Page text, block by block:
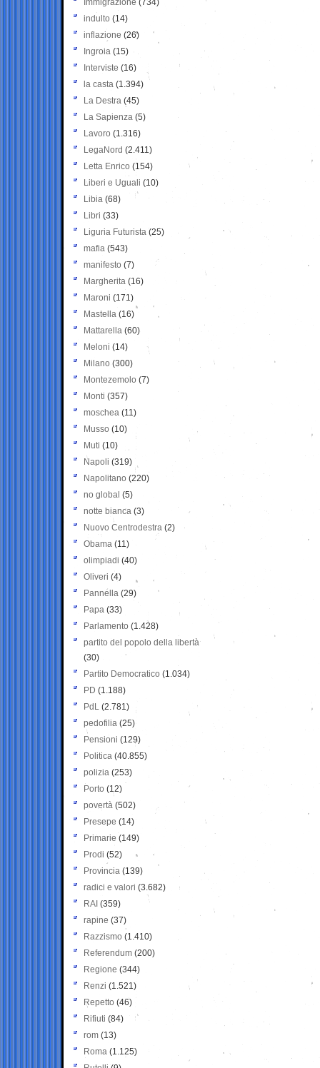
Immigrazione (734)
indulto (14)
inflazione (26)
Ingroia (15)
Interviste (16)
la casta (1.394)
La Destra (45)
La Sapienza (5)
Lavoro (1.316)
LegaNord (2.411)
Letta Enrico (154)
Liberi e Uguali (10)
Libia (68)
Libri (33)
Liguria Futurista (25)
mafia (543)
manifesto (7)
Margherita (16)
Maroni (171)
Mastella (16)
Mattarella (60)
Meloni (14)
Milano (300)
Montezemolo (7)
Monti (357)
moschea (11)
Musso (10)
Muti (10)
Napoli (319)
Napolitano (220)
no global (5)
notte bianca (3)
Nuovo Centrodestra (2)
Obama (11)
olimpiadi (40)
Oliveri (4)
Pannella (29)
Papa (33)
Parlamento (1.428)
partito del popolo della libertà
(30)
Partito Democratico (1.034)
PD (1.188)
PdL (2.781)
pedofilia (25)
Pensioni (129)
Politica (40.855)
polizia (253)
Porto (12)
povertà (502)
Presepe (14)
Primarie (149)
Prodi (52)
Provincia (139)
radici e valori (3.682)
RAI (359)
rapine (37)
Razzismo (1.410)
Referendum (200)
Regione (344)
Renzi (1.521)
Repetto (46)
Rifiuti (84)
rom (13)
Roma (1.125)